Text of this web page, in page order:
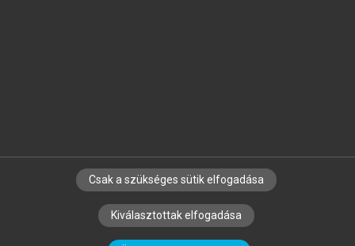
SZERZŐKNEK CÉGEKNEK KÖNYVTÁROSOKNAK
SZERKESZTÉSI ÉS LEKTORÁLÁSI ALAPELVEK
Csak a szükséges sütik elfogadása
Kiválasztottak elfogadása